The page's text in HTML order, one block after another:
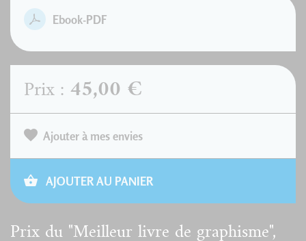
Ebook-PDF
Prix : 45,00 €
Ajouter à mes envies
AJOUTER AU PANIER
Prix du "Meilleur livre de graphisme",